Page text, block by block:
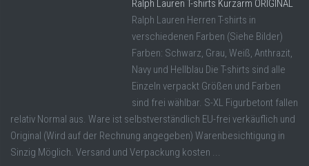
Ralph Lauren T-shirts Kurzarm ORIGINAL
Ralph Lauren Herren T-shirts in
verschiedenen Farben (Siehe Bilder)
Farben: Schwarz, Grau, Weiß, Anthrazit,
Navy und Hellblau Die T-shirts sind alle
Einzeln verpackt Größen und Farben
sind frei wählbar. S-XL Figurbetont fallen
relativ Normal aus. Ware ist selbstverständlich EU-frei verkäuflich und
Original (Wird auf der Rechnung angegeben) Warenbesichtigung in
Sinzig Möglich. Versand und Verpackung kosten ...